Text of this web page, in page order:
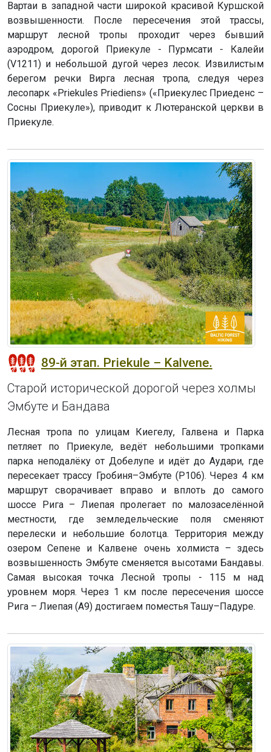
Вартаи в западной части широкой красивой Куршской
возвышенности. После пересечения этой трассы,
маршрут лесной тропы проходит через бывший
аэродром, дорогой Приекуле - Пурмсати - Калейи
(V1211) и небольшой дугой через лесок. Извилистым
берегом речки Вирга лесная тропа, следуя через
лесопарк «Priekules Priediens» («Приекулес Приеденс –
Сосны Приекуле»), приводит к Лютеранской церкви в
Приекуле.
89-й этап. Priekule – Kalvene.
Старой исторической дорогой через холмы
Эмбуте и Бандава
Лесная тропа по улицам Киегелу, Галвена и Парка
петляет по Приекуле, ведёт небольшими тропками
парка неподалёку от Добелупе и идёт до Аудари, где
пересекает трассу Гробиня–Эмбуте (P106). Через 4 км
маршрут сворачивает вправо и вплоть до самого
шоссе Рига – Лиепая пролегает по малозаселённой
местности, где земледельческие поля сменяют
перелески и небольшие болотца. Территория между
озером Сепене и Калвене очень холмиста – здесь
возвышенность Эмбуте сменяется высотами Бандавы.
Самая высокая точка Лесной тропы - 115 м над
уровнем моря. Через 1 км после пересечения шоссе
Рига – Лиепая (A9) достигаем поместья Ташу–Падуре.